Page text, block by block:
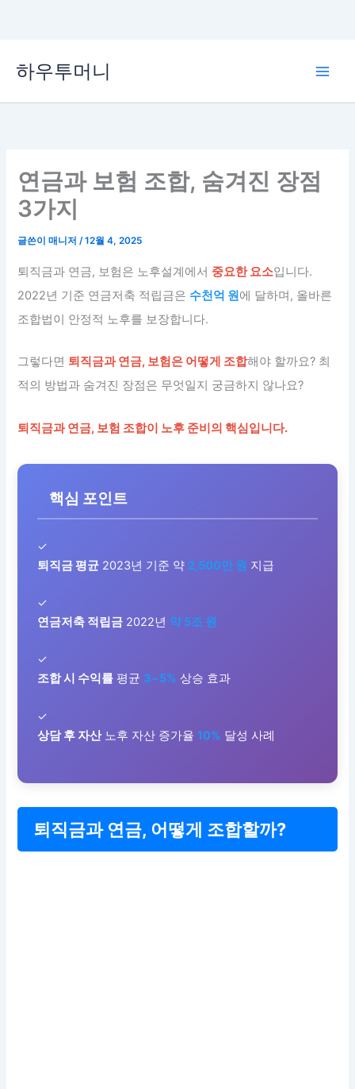
로
하우투머니
연금과 보험 조합, 숨겨진 장점
3가지
글쓴이매니저/12월 4, 2025
퇴직금과 연금, 보험은 노후설계에서 중요한 요소입니다.
2022년 기준 연금저축 적립금은 수천억 원에 달하며, 올바른
조합법이 안정적 노후를 보장합니다.
그렇다면 퇴직금과 연금, 보험은 어떻게 조합해야 할까요? 최
적의 방법과 숨겨진 장점은 무엇일지 궁금하지 않나요?
퇴직금과 연금, 보험 조합이 노후 준비의 핵심입니다.
핵심 포인트
✓
퇴직금 평균 2023년 기준 약 2,500만 원 지급
✓
연금저축 적립금 2022년 약 5조 원
✓
조합 시 수익률 평균 3~5% 상승 효과
✓
상담 후 자산노후 자산 증가율 10% 달성 사례
퇴직금과 연금, 어떻게 조합할까?